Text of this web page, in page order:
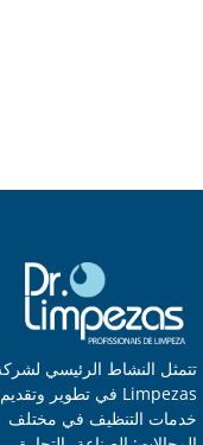
Limpezas في تطوير وتقديم
خدمات التنظيف في مختلف